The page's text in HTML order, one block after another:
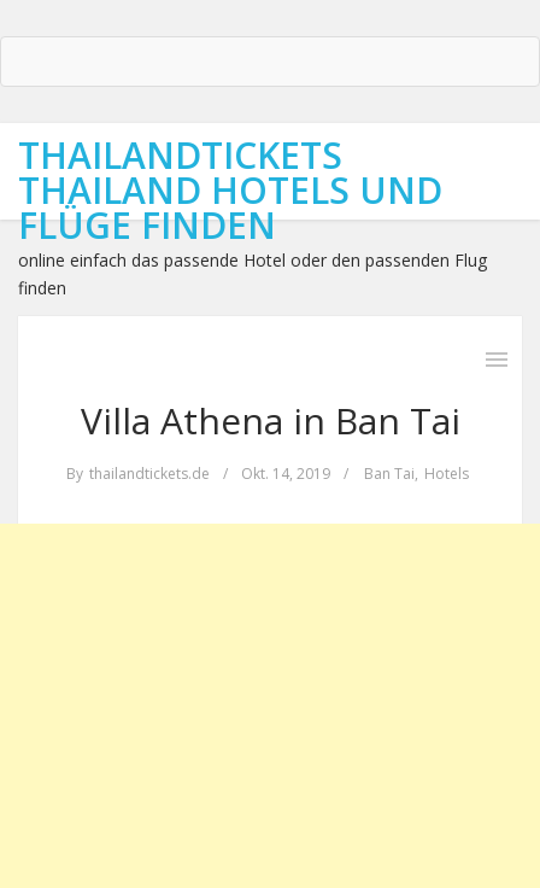
THAILANDTICKETS
THAILAND HOTELS UND
FLÜGE FINDEN
online einfach das passende Hotel oder den passenden Flug
finden
Villa Athena in Ban Tai
By thailandtickets.de / Okt. 14, 2019 / Ban Tai, Hotels